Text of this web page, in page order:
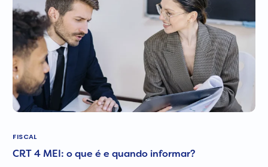
FISCAL
CRT 4 MEI: o que é e quando informar?